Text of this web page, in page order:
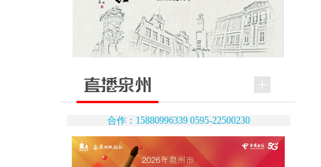
合作：15880996339 0595-22500230